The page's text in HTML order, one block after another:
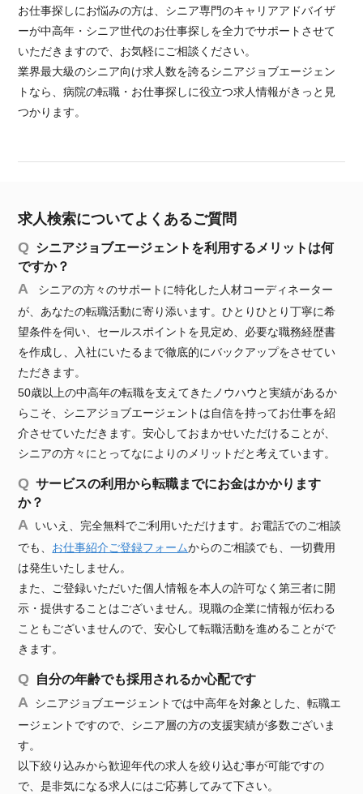
お仕事探しにお悩みの方は、シニア専門のキャリアアドバイザ
ーが中高年・シニア世代のお仕事探しを全力でサポートさせて
いただきますので、お気軽にご相談ください。
業界最大級のシニア向け求人数を誇るシニアジョブエージェン
トなら、病院の転職・お仕事探しに役立つ求人情報がきっと見
つかります。
求人検索についてよくあるご質問
シニアジョブエージェントを利用するメリットは何
ですか？
シニアの方々のサポートに特化した人材コーディネーター
が、あなたの転職活動に寄り添います。ひとりひとり丁寧に希
望条件を伺い、セールスポイントを見定め、必要な職務経歴書
を作成し、入社にいたるまで徹底的にバックアップをさせてい
ただきます。
50歳以上の中高年の転職を支えてきたノウハウと実績があるか
らこそ、シニアジョブエージェントは自信を持ってお仕事を紹
介させていただきます。安心しておまかせいただけることが、
シニアの方々にとってなによりのメリットだと考えています。
サービスの利用から転職までにお金はかかります
か？
いいえ、完全無料でご利用いただけます。お電話でのご相談
でも、 お仕事紹介ご登録フォームからのご相談でも、一切費用
は発生いたしません。
また、ご登録いただいた個人情報を本人の許可なく第三者に開
示・提供することはございません。現職の企業に情報が伝わる
こともございませんので、安心して転職活動を進めることがで
きます。
自分の年齢でも採用されるか心配です
シニアジョブエージェントでは中高年を対象とした、転職エ
ージェントですので、シニア層の方の支援実績が多数ございま
す。
以下絞り込みから歓迎年代の求人を絞り込む事が可能ですの
で、是非気になる求人にはご応募してみて下さい。